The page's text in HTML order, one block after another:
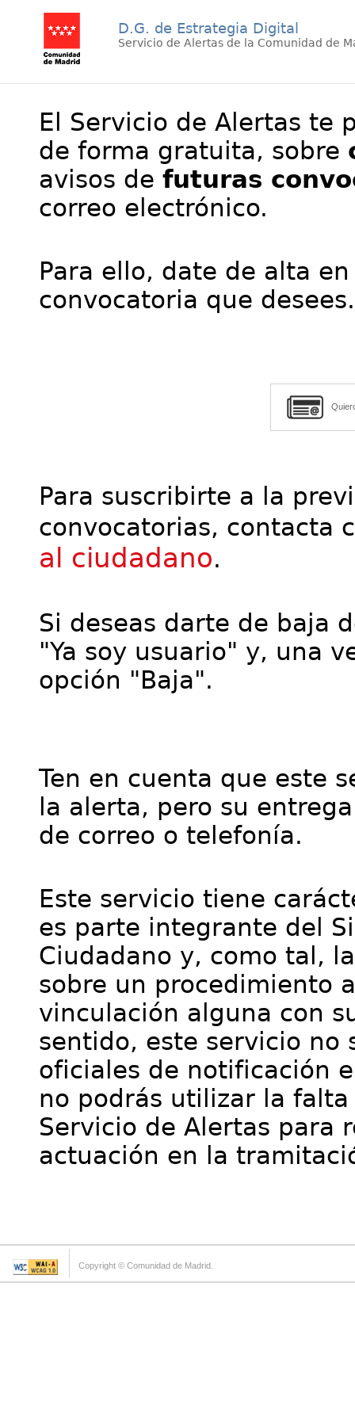
D.G. de Estrategia Digital
Servicio de Alertas de la Comunidad de
El Servicio de Alertas te
de forma gratuita, sobre
avisos de futuras
correo electrónico.
Para ello, date de alta
convocatoria que desees.
Para suscribirte a la
convocatorias, contacta
al ciudadano.
Si deseas darte de baja
"Ya soy usuario" y, una
opción "Baja".
Ten en cuenta que este
la alerta, pero su
de correo o telefonía.
Este servicio tiene
es parte integrante del
Ciudadano y, como tal,
sobre un procedimiento
vinculación alguna con
sentido, este servicio no
oficiales de notificación
no podrás utilizar la
Servicio de Alertas para
actuación en la
Copyright © Comunidad de Madrid.